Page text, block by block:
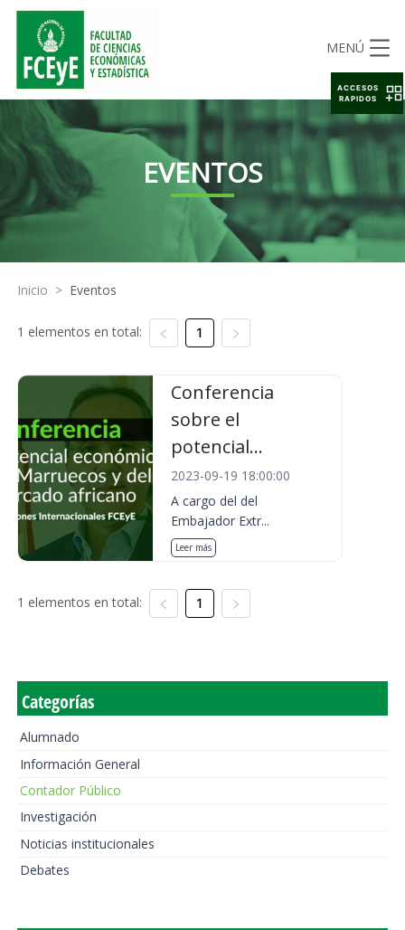
MENÚ
EVENTOS
Inicio > Eventos
1 elementos en total: 1
Conferencia
sobre el
potencial...
2023-09-19 18:00:00
A cargo del del
Embajador Extr...
Leer más
1 elementos en total: 1
Categorías
Alumnado
Información General
Contador Público
Investigación
Noticias institucionales
Debates
ACCESOS
RAPIDOS